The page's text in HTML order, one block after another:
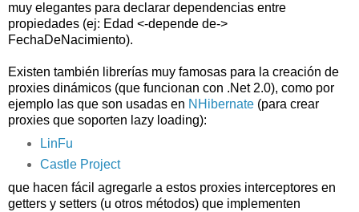
muy elegantes para declarar dependencias entre
propiedades (ej: Edad <-depende de->
FechaDeNacimiento).
Existen también librerías muy famosas para la creación de
proxies dinámicos (que funcionan con .Net 2.0), como por
ejemplo las que son usadas en NHibernate (para crear
proxies que soporten lazy loading):
LinFu
Castle Project
que hacen fácil agregarle a estos proxies interceptores en
getters y setters (u otros métodos) que implementen